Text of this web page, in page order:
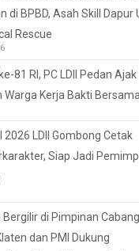
di BPBD, Asah Skill Dapur
Rescue
81 RI, PC LDII Pedan Ajak
Warga Kerja Bakti Bersama
2026 LDII Gombong Cetak
Siap Jadi
Bergilir di Pimpinan
dan PMI Dukung